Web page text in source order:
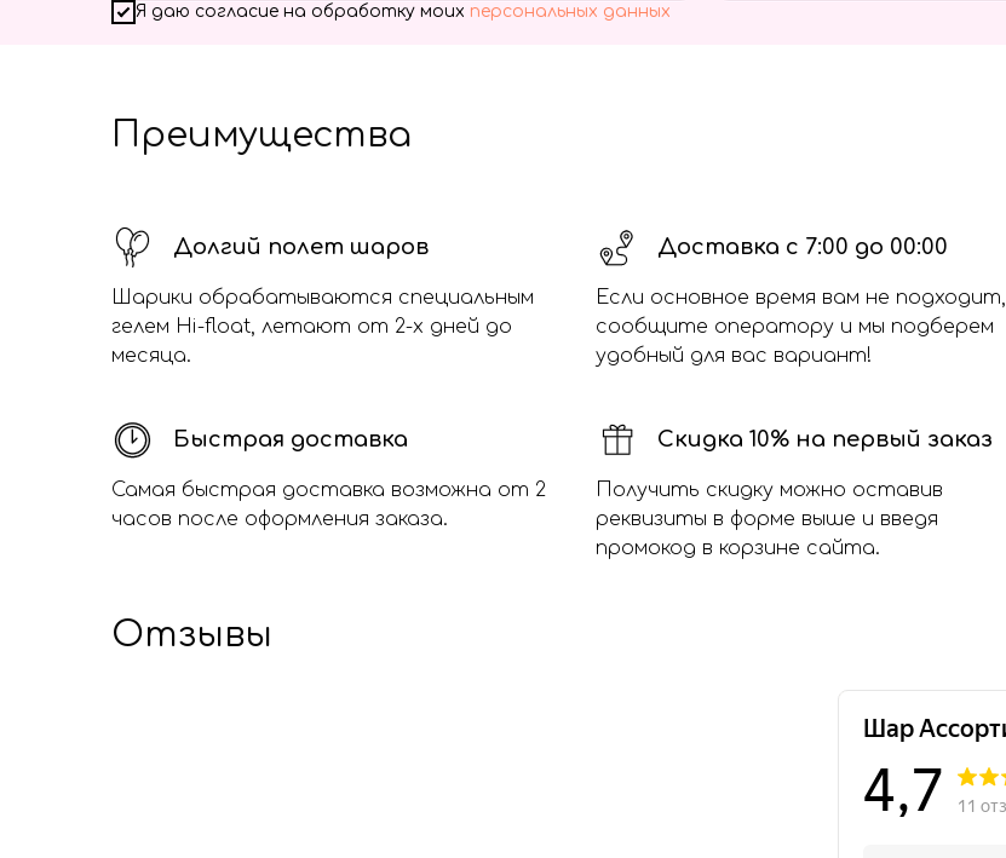
Я даю согласие на обработку моих персональных данных
Преимущества
Долгий полет шаров
Шарики обрабатываются специальным
гелем Hi-float, летают от 2-х дней до
месяца.
Доставка с 7:00 до 00:00
Если основное время вам не подходит,
сообщите оператору и мы подберем
удобный для вас вариант!
Быстрая доставка
Самая быстрая доставка возможна от 2
часов после оформления заказа.
Скидка 10% на первый заказ
Получить скидку можно оставив
реквизиты в форме выше и введя
промокод в корзине сайта.
Отзывы